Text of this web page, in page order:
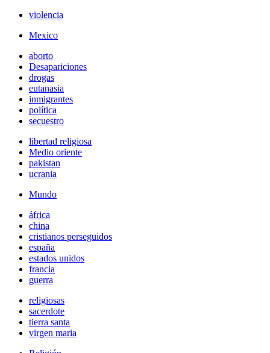
violencia
Mexico
aborto
Desapariciones
drogas
eutanasia
inmigrantes
política
secuestro
libertad religiosa
Medio oriente
pakistan
ucrania
Mundo
áfrica
china
cristianos perseguidos
españa
estados unidos
francia
guerra
religiosas
sacerdote
tierra santa
virgen maria